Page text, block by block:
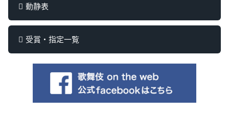
動静表
受賞・指定一覧